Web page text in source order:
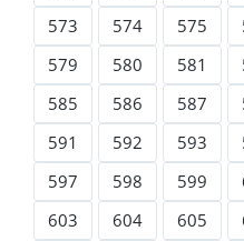
573
574 575
579
580 581
585
586 587
591
592 593
597
598 599
603
604 605